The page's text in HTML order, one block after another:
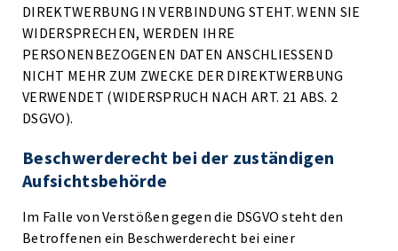
DIREKTWERBUNG IN VERBINDUNG STEHT. WENN SIE
WIDERSPRECHEN, WERDEN IHRE
PERSONENBEZOGENEN DATEN ANSCHLIESSEND
NICHT MEHR ZUM ZWECKE DER DIREKTWERBUNG
VERWENDET (WIDERSPRUCH NACH ART. 21 ABS. 2
DSGVO).
Beschwerde­recht bei der zuständigen
Aufsichts­behörde
Im Falle von Verstößen gegen die DSGVO steht den
Betroffenen ein Beschwerderecht bei einer